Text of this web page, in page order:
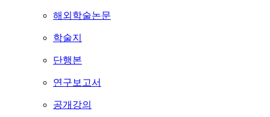
해외학술논문
학술지
단행본
연구보고서
공개강의